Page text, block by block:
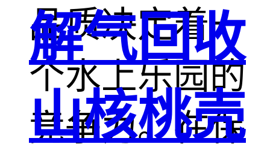
品质决定着一
个水上乐园的
竞争力。在保
解气回收
山核桃壳